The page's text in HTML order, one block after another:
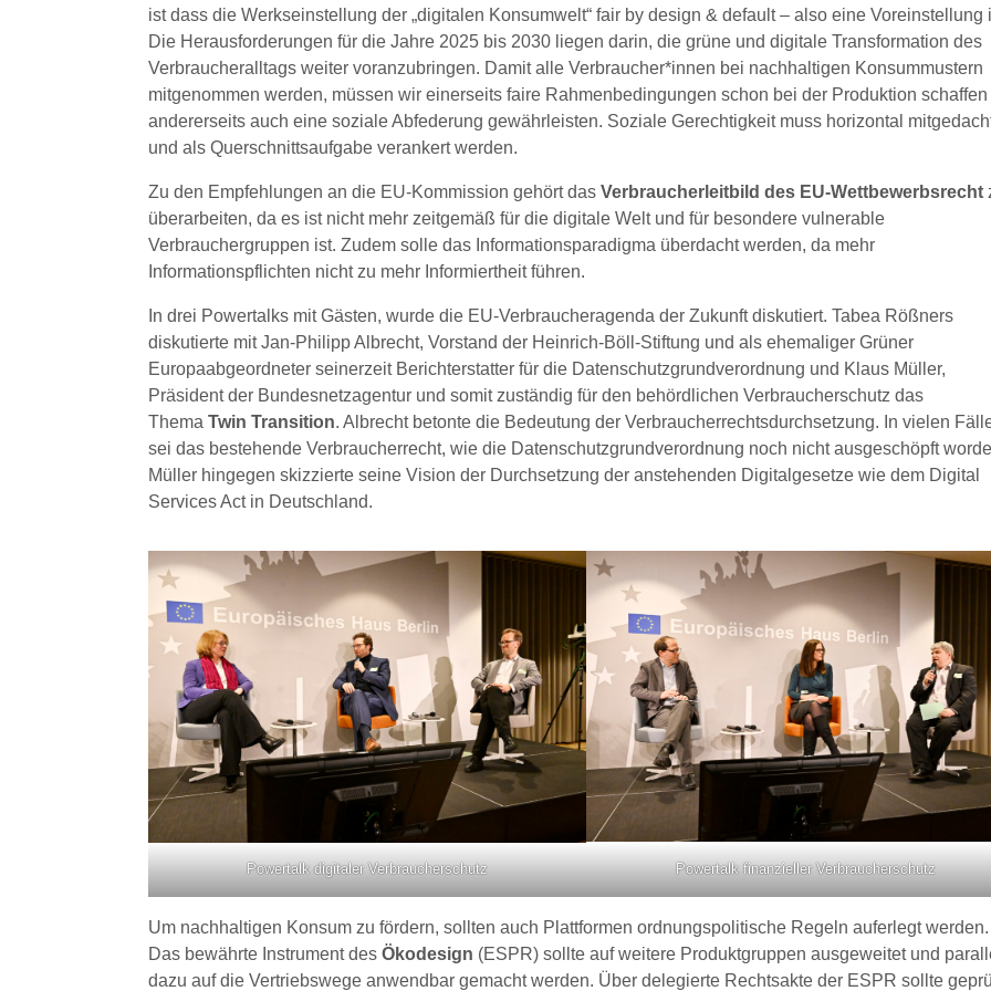
ist dass die Werkseinstellung der „digitalen Konsumwelt“ fair by design & default – also eine Voreinstellung
Die Herausforderungen für die Jahre 2025 bis 2030 liegen darin, die grüne und digitale Transformation des
Verbraucheralltags weiter voranzubringen. Damit alle Verbraucher*innen bei nachhaltigen Konsummustern
mitgenommen werden, müssen wir einerseits faire Rahmenbedingungen schon bei der Produktion schaffen
andererseits auch eine soziale Abfederung gewährleisten. Soziale Gerechtigkeit muss horizontal
und als Querschnittsaufgabe verankert werden.
Zu den Empfehlungen an die EU-Kommission gehört dasVerbraucherleitbild des EU-Wettbewerbsrecht
überarbeiten, da es ist nicht mehr zeitgemäß für die digitale Welt und für besondere vulnerable
Verbrauchergruppen ist. Zudem solle das Informationsparadigma überdacht werden, da mehr
Informationspflichten nicht zu mehr Informiertheit führen.
In drei Powertalks mit Gästen, wurde die EU-Verbraucheragenda der Zukunft diskutiert. Tabea Rößners
diskutierte mit Jan-Philipp Albrecht, Vorstand der Heinrich-Böll-Stiftung und als ehemaliger Grüner
Europaabgeordneter seinerzeit Berichterstatter für die Datenschutzgrundverordnung und Klaus Müller,
Präsident der Bundesnetzagentur und somit zuständig für den behördlichen Verbraucherschutz das
ThemaTwin Transition. Albrecht betonte die Bedeutung der Verbraucherrechtsdurchsetzung. In vielen
sei das bestehende Verbraucherrecht, wie die Datenschutzgrundverordnung noch nicht ausgeschöpft
Müller hingegen skizzierte seine Vision der Durchsetzung der anstehenden Digitalgesetze wie dem Digital
Services Act in Deutschland.
Powertalk digitaler Verbraucherschutz Powertalk finanzieller Verbraucherschutz
Um nachhaltigen Konsum zu fördern, sollten auch Plattformen ordnungspolitische Regeln auferlegt werden.
Das bewährte Instrument desÖkodesign (ESPR) sollte auf weitere Produktgruppen ausgeweitet und
dazu auf die Vertriebswege anwendbar gemacht werden. Über delegierte Rechtsakte der ESPR sollte